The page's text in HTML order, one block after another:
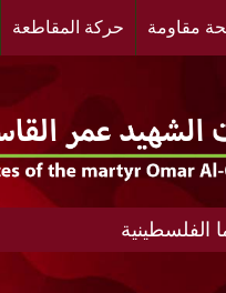
مقاومة حركة المقاطعة
الفلسطينية
الفلسطينية الانتفاضة